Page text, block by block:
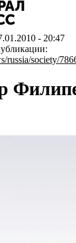
- 20:47
russia/society/